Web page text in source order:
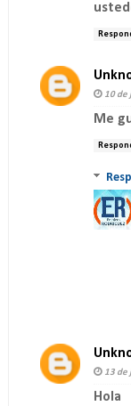
10 de
Me
13 de
Hola